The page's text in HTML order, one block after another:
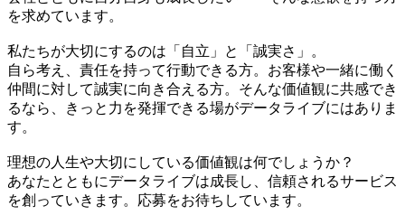
を求めています。
私たちが大切にするのは「自立」と「誠実さ」。
自ら考え、責任を持って行動できる方。お客様や一緒に働く
仲間に対して誠実に向き合える方。そんな価値観に共感でき
るなら、きっと力を発揮できる場がデータライブにはありま
す。
理想の人生や大切にしている価値観は何でしょうか？
あなたとともにデータライブは成長し、信頼されるサービス
を創っていきます。応募をお待ちしています。